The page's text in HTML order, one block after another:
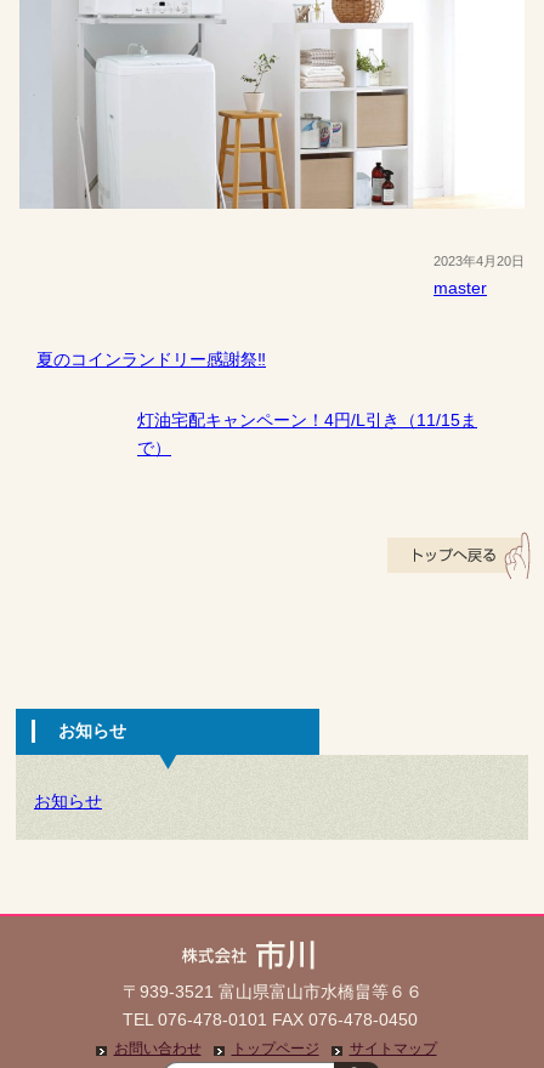
2023年4月20日
master
夏のコインランドリー感謝祭‼
灯油宅配キャンペーン！4円/L引き（11/15ま
で）
お知らせ
お知らせ
〒939-3521 富山県富山市水橋畠等６６
TEL 076-478-0101 FAX 076-478-0450
お問い合わせ トップページ サイトマップ